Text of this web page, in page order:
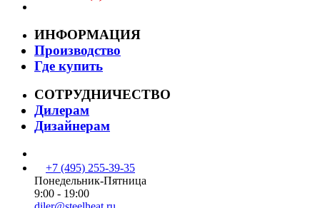
ИНФОРМАЦИЯ
Производство
Где купить
СОТРУДНИЧЕСТВО
Дилерам
Дизайнерам
+7 (495) 255-39-35
Понедельник-Пятница
9:00 - 19:00